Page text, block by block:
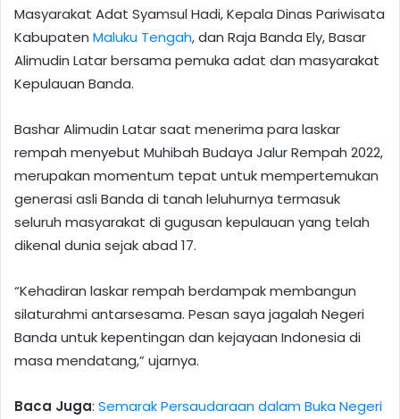
Masyarakat Adat Syamsul Hadi, Kepala Dinas Pariwisata
Kabupaten Maluku Tengah, dan Raja Banda Ely, Basar
Alimudin Latar bersama pemuka adat dan masyarakat
Kepulauan Banda.
Bashar Alimudin Latar saat menerima para laskar
rempah menyebut Muhibah Budaya Jalur Rempah 2022,
merupakan momentum tepat untuk mempertemukan
generasi asli Banda di tanah leluhurnya termasuk
seluruh masyarakat di gugusan kepulauan yang telah
dikenal dunia sejak abad 17.
“Kehadiran laskar rempah berdampak membangun
silaturahmi antarsesama. Pesan saya jagalah Negeri
Banda untuk kepentingan dan kejayaan Indonesia di
masa mendatang,” ujarnya.
Baca Juga: Semarak Persaudaraan dalam Buka Negeri